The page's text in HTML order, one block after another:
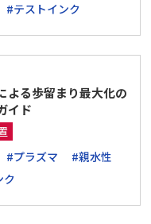
#テストインク
よる歩留まり最大化の
イド
#プラズマ
#親水性
ク